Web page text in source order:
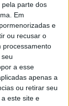
parte dos
Em
e
ou recusar o
processamento
a esse
apenas a
ou retirar seu
este site e
NEWS
Se7e